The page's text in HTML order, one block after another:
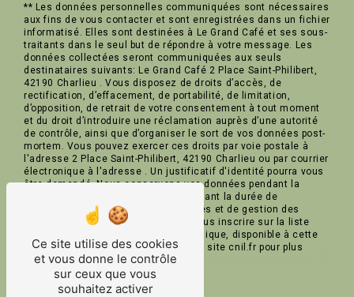
** Les données personnelles communiquées sont nécessaires
aux fins de vous contacter et sont enregistrées dans un fichier
informatisé. Elles sont destinées à Le Grand Café et ses sous-
traitants dans le seul but de répondre à votre message. Les
données collectées seront communiquées aux seuls
destinataires suivants: Le Grand Café 2 Place Saint-Philibert,
42190 Charlieu . Vous disposez de droits d’accès, de
rectification, d’effacement, de portabilité, de limitation,
d’opposition, de retrait de votre consentement à tout moment
et du droit d’introduire une réclamation auprès d’une autorité
de contrôle, ainsi que d’organiser le sort de vos données post-
mortem. Vous pouvez exercer ces droits par voie postale à
l'adresse 2 Place Saint-Philibert, 42190 Charlieu ou par courrier
électronique à l'adresse . Un justificatif d'identité pourra vous
être demandé. Nous conservons vos données pendant la
période de prise de contact puis pendant la durée de
prescription légale aux fins probatoires et de gestion des
contentieux. Vous avez le droit de vous inscrire sur la liste
d'opposition au démarchage téléphonique, disponible à cette
adresse:Bloctel.gouv.fr. Consultez le site cnil.fr pour plus
d’informations sur vos droits.
Ce site utilise des cookies
et vous donne le contrôle
sur ceux que vous
souhaitez activer